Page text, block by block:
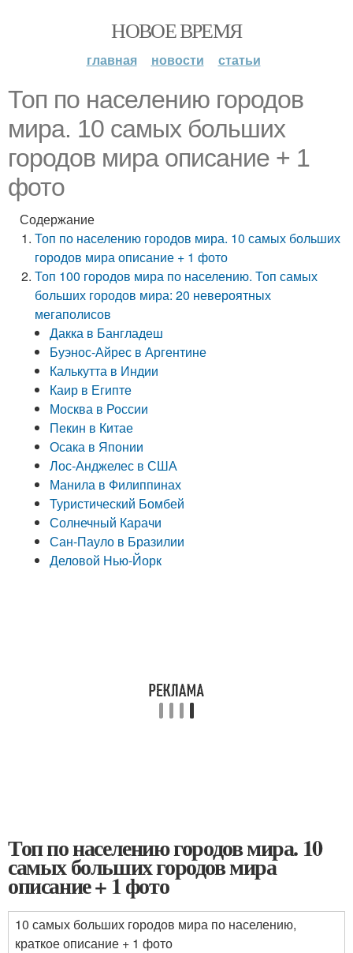
НОВОЕ ВРЕМЯ
главная новости статьи
Топ по населению городов
мира. 10 самых больших
городов мира описание + 1
фото
Содержание
Топ по населению городов мира. 10 самых больших
городов мира описание + 1 фото
Топ 100 городов мира по населению. Топ самых
больших городов мира: 20 невероятных
мегаполисов
Дакка в Бангладеш
Буэнос-Айрес в Аргентине
Калькутта в Индии
Каир в Египте
Москва в России
Пекин в Китае
Осака в Японии
Лос-Анджелес в США
Манила в Филиппинах
Туристический Бомбей
Солнечный Карачи
Сан-Пауло в Бразилии
Деловой Нью-Йорк
Топ по населению городов мира. 10
самых больших городов мира
описание + 1 фото
10 самых больших городов мира по населению,
краткое описание + 1 фото